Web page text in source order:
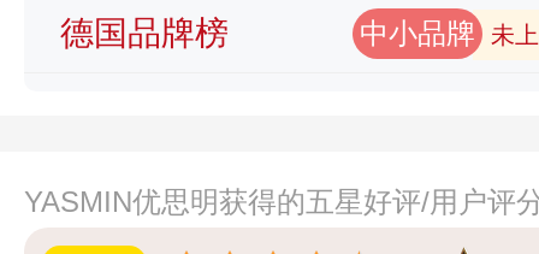
德国品牌榜 中小品牌 未
YASMIN优思明获得的五星好评/用户评